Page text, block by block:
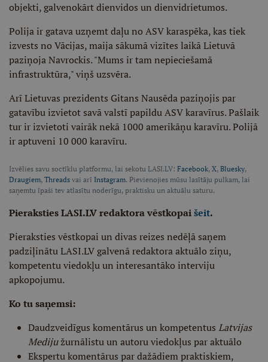
objekti, galvenokārt dienvidos un dienvidrietumos.
Polija ir gatava uzņemt daļu no ASV karaspēka, kas tiek
izvests no Vācijas, maija sākumā vizītes laikā Lietuvā
paziņoja Navrockis. "Mums ir tam nepieciešamā
infrastruktūra," viņš uzsvēra.
Arī Lietuvas prezidents Gitans Nausēda paziņojis par
gatavību izvietot savā valstī papildu ASV karavīrus. Pašlaik
tur ir izvietoti vairāk nekā 1000 amerikāņu karavīru. Polijā
ir aptuveni 10 000 karavīru.
Izvēlies savu soctīklu platformu, lai sekotu LASI.LV: Facebook, X, Bluesky,
Draugiem, Threads vai arī Instagram. Pievienojies mūsu lasītāju pulkam, lai
saņemtu īpaši tev atlasītu noderīgu, praktisku un aktuālu saturu.
Pieraksties LASI.LV redaktora vēstkopaišeit.
Pieraksties vēstkopai un divas reizes nedēļā saņem
padziļinātu LASI.LV galvenā redaktora aktuālo ziņu,
kompetentu viedokļu un interesantāko interviju
apkopojumu.
Ko tu saņemsi:
Daudzveidīgus komentārus un kompetentus Latvijas
Medijužurnālistu un autoru viedokļus par aktuālo
Ekspertu komentārus par dažādiem praktiskiem,